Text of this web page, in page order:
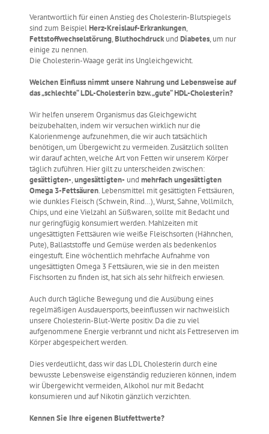
Verantwortlich für einen Anstieg des Cholesterin-Blutspiegels
sind zum BeispielHerz-Kreislauf-Erkrankungen,
Fettstoffwechselstörung,Bluthochdruckund Diabetes, um nur
einige zu nennen.
Die Cholesterin-Waage gerät ins Ungleichgewicht.
Welchen Einfluss nimmt unsere Nahrung und Lebensweise auf
das „schlechte“ LDL-Cholesterin bzw. „gute“ HDL-Cholesterin?
Wir helfen unserem Organismus das Gleichgewicht
beizubehalten, indem wir versuchen wirklich nur die
Kalorienmenge aufzunehmen, die wir auch tatsächlich
benötigen, um Übergewicht zu vermeiden. Zusätzlich sollten
wir darauf achten, welche Art von Fetten wir unserem Körper
täglich zuführen. Hier gilt zu unterscheiden zwischen:
gesättigten-,ungesättigten- und mehrfach ungesättigten
Omega 3-Fettsäuren. Lebensmittel mit gesättigten Fettsäuren,
wie dunkles Fleisch (Schwein, Rind…), Wurst, Sahne, Vollmilch,
Chips, und eine Vielzahl an Süßwaren, sollte mit Bedacht und
nur geringfügig konsumiert werden. Mahlzeiten mit
ungesättigten Fettsäuren wie weiße Fleischsorten (Hähnchen,
Pute), Ballaststoffe und Gemüse werden als bedenkenlos
eingestuft. Eine wöchentlich mehrfache Aufnahme von
ungesättigten Omega 3 Fettsäuren, wie sie in den meisten
Fischsorten zu finden ist, hat sich als sehr hilfreich erwiesen.
Auch durch tägliche Bewegung und die Ausübung eines
regelmäßigen Ausdauersports, beeinflussen wir nachweislich
unsere Cholesterin-Blut-Werte positiv. Da die zu viel
aufgenommene Energie verbrannt und nicht als Fettreserven im
Körper abgespeichert werden.
Dies verdeutlicht, dass wir das LDL Cholesterin durch eine
bewusste Lebensweise eigenständig reduzieren können, indem
wir Übergewicht vermeiden, Alkohol nur mit Bedacht
konsumieren und auf Nikotin gänzlich verzichten.
Kennen Sie Ihre eigenen Blutfettwerte?